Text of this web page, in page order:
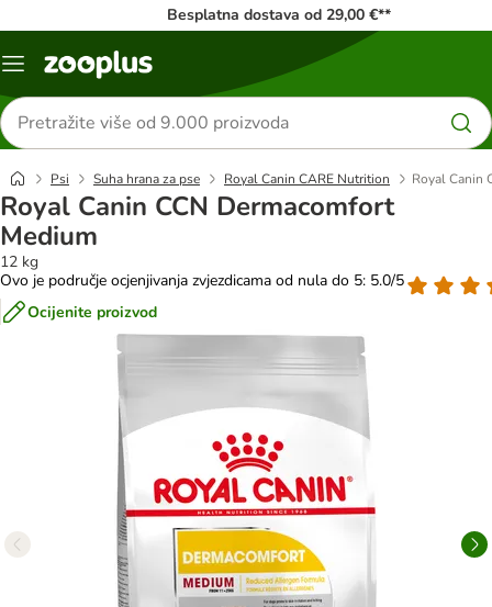
Besplatna dostava od 29,00 €**
Izbornik
Traži
proizvode
Psi Suha hrana za pse Royal Canin CARE Nutrition Royal Canin
Royal Canin CCN Dermacomfort
Medium
12 kg
Ovo je područje ocjenjivanja zvjezdicama od nula do 5: 5.0/5
Ocijenite proizvod